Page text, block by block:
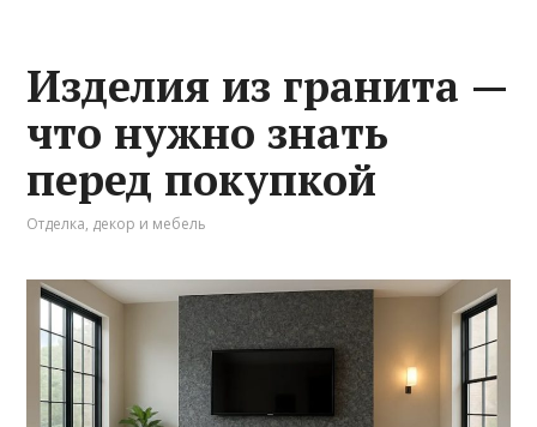
Изделия из гранита —
что нужно знать
перед покупкой
Отделка, декор и мебель